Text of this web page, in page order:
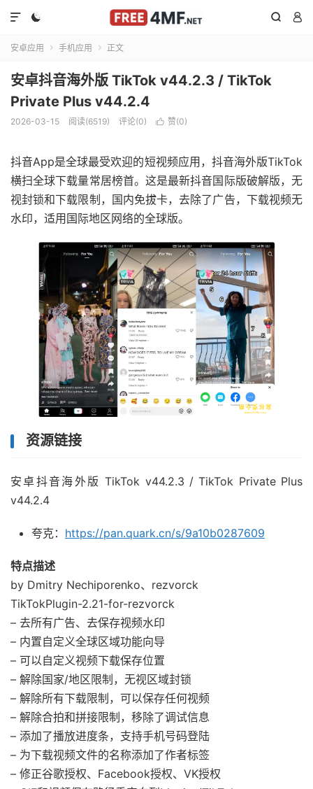
  

安卓应用  手机应用  正文
安卓抖音海外版 TikTok v44.2.3 / TikTok
Private Plus v44.2.4
2026-03-15 阅读(6519) 评论(0)  赞(0)
抖音App是全球最受欢迎的短视频应用，抖音海外版TikTok
横扫全球下载量常居榜首。这是最新抖音国际版破解版，无
视封锁和下载限制，国内免拔卡，去除了广告，下载视频无
水印，适用国际地区网络的全球版。
资源链接
安卓抖音海外版 TikTok v44.2.3 / TikTok Private Plus
v44.2.4
夸克： https://pan.quark.cn/s/9a10b0287609
特点描述
by Dmitry Nechiporenko、rezvorck
TikTokPlugin-2.21-for-rezvorck
– 去所有广告、去保存视频水印
– 内置自定义全球区域功能向导
– 可以自定义视频下载保存位置
– 解除国家/地区限制，无视区域封锁
– 解除所有下载限制，可以保存任何视频
– 解除合拍和拼接限制，移除了调试信息
– 添加了播放进度条，支持手机号码登陆
– 为下载视频文件的名称添加了作者标签
– 修正谷歌授权、Facebook授权、VK授权